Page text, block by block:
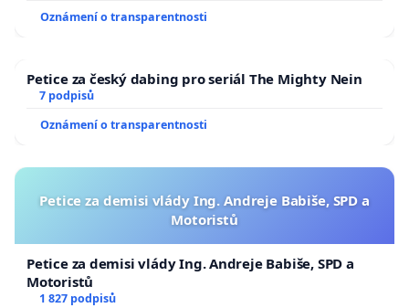
Oznámení o transparentnosti
Petice za český dabing pro seriál The Mighty Nein
7 podpisů
Oznámení o transparentnosti
Petice za demisi vlády Ing. Andreje Babiše, SPD a
Motoristů
Petice za demisi vlády Ing. Andreje Babiše, SPD a
Motoristů
1 827 podpisů